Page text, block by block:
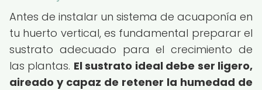
Antes de instalar un sistema de acuaponía en
tu huerto vertical, es fundamental preparar el
sustrato adecuado para el crecimiento de
las plantas. El sustrato ideal debe ser ligero,
aireado y capaz de retener la humedad de